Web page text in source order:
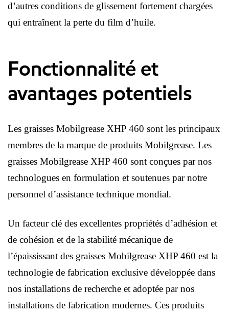
d’autres conditions de glissement fortement chargées
qui entraînent la perte du film d’huile.
Fonctionnalité et
avantages potentiels
Les graisses Mobilgrease XHP 460 sont les principaux
membres de la marque de produits Mobilgrease. Les
graisses Mobilgrease XHP 460 sont conçues par nos
technologues en formulation et soutenues par notre
personnel d’assistance technique mondial.
Un facteur clé des excellentes propriétés d’adhésion et
de cohésion et de la stabilité mécanique de
l’épaississant des graisses Mobilgrease XHP 460 est la
technologie de fabrication exclusive développée dans
nos installations de recherche et adoptée par nos
installations de fabrication modernes. Ces produits